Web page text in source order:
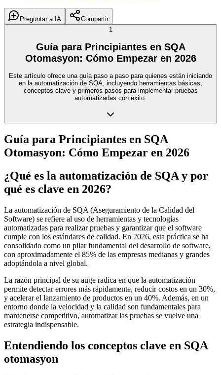
Preguntar a IA
Compartir
1
Guía para Principiantes en SQA
Otomasyon: Cómo Empezar en 2026
Este artículo ofrece una guía paso a paso para quienes están iniciando
en la automatización de SQA, incluyendo herramientas básicas,
conceptos clave y primeros pasos para implementar pruebas
automatizadas con éxito.
Guía para Principiantes en SQA
Otomasyon: Cómo Empezar en 2026
¿Qué es la automatización de SQA y por
qué es clave en 2026?
La automatización de SQA (Aseguramiento de la Calidad del
Software) se refiere al uso de herramientas y tecnologías
automatizadas para realizar pruebas y garantizar que el software
cumple con los estándares de calidad. En 2026, esta práctica se ha
consolidado como un pilar fundamental del desarrollo de software,
con aproximadamente el 85% de las empresas medianas y grandes
adoptándola a nivel global.
La razón principal de su auge radica en que la automatización
permite detectar errores más rápidamente, reducir costos en un 30%,
y acelerar el lanzamiento de productos en un 40%. Además, en un
entorno donde la velocidad y la calidad son fundamentales para
mantenerse competitivo, automatizar las pruebas se vuelve una
estrategia indispensable.
Entendiendo los conceptos clave en SQA
otomasyon